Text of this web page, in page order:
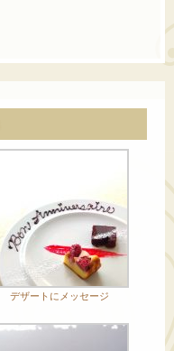
デザートにメッセージ